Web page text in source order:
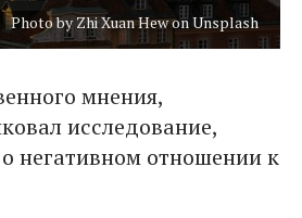
Photo by Zhi Xuan Hew on Unsplash
мнения,
исследование,
негативном отношении к